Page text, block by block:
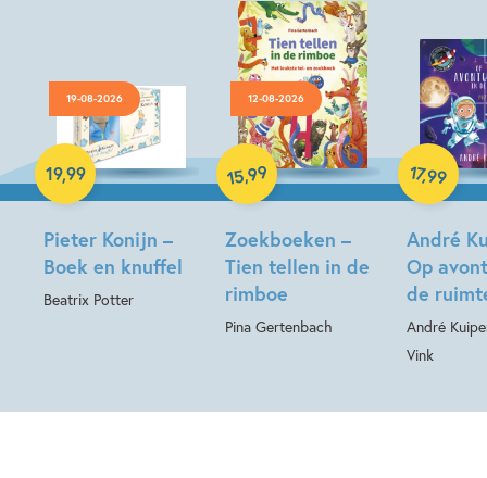
19-08-2026
Pieter Konijn –
Boek en knuffel
Beatrix Potter
19,99
Hardcover
12-08-2026
Zoekboeken –
Tien tellen in de
rimboe
Pina Gertenbach
15,99
Hardcover
André
Op
de
André
Vink
17,99
Hardcover